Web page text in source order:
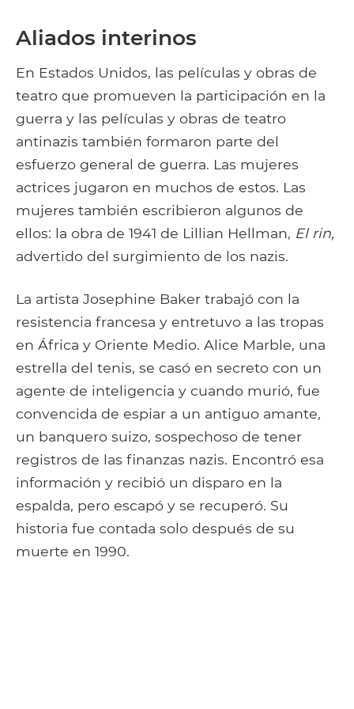
Aliados interinos
En Estados Unidos, las películas y obras de
teatro que promueven la participación en la
guerra y las películas y obras de teatro
antinazis también formaron parte del
esfuerzo general de guerra. Las mujeres
actrices jugaron en muchos de estos. Las
mujeres también escribieron algunos de
ellos: la obra de 1941 de Lillian Hellman, El rin,
advertido del surgimiento de los nazis.
La artista Josephine Baker trabajó con la
resistencia francesa y entretuvo a las tropas
en África y Oriente Medio. Alice Marble, una
estrella del tenis, se casó en secreto con un
agente de inteligencia y cuando murió, fue
convencida de espiar a un antiguo amante,
un banquero suizo, sospechoso de tener
registros de las finanzas nazis. Encontró esa
información y recibió un disparo en la
espalda, pero escapó y se recuperó. Su
historia fue contada solo después de su
muerte en 1990.